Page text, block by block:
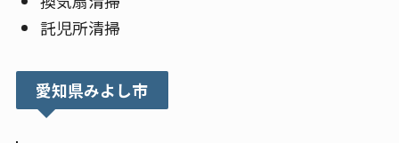
託児所清掃
愛知県みよし市